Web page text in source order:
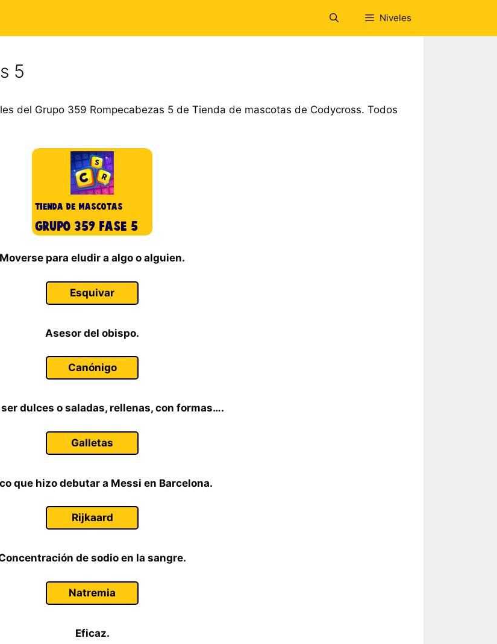
Niveles
5
del Grupo 359 Rompecabezas 5 de Tienda de mascotas de Codycross. Todos
Moverse para eludir a algo o alguien.
Esquivar
Asesor del obispo.
Canónigo
ser dulces o saladas, rellenas, con formas….
Galletas
que hizo debutar a Messi en Barcelona.
Rijkaard
de sodio en la sangre.
Natremia
Eficaz.